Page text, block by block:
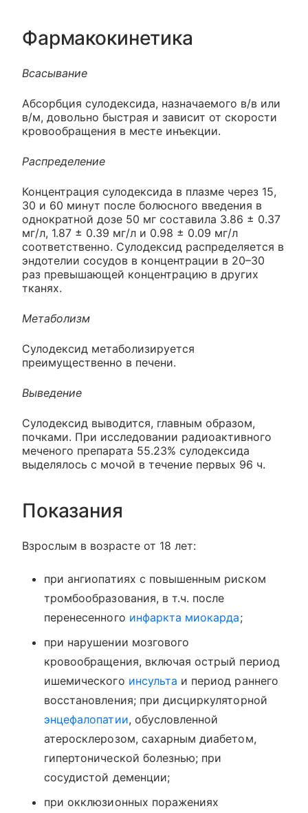
Фармакокинетика
Всасывание
Абсорбция сулодексида, назначаемого в/в или
в/м, довольно быстрая и зависит от скорости
кровообращения в месте инъекции.
Распределение
Концентрация сулодексида в плазме через 15,
30 и 60 минут после болюсного введения в
однократной дозе 50 мг составила 3.86 ± 0.37
мг/л, 1.87 ± 0.39 мг/л и 0.98 ± 0.09 мг/л
соответственно. Сулодексид распределяется в
эндотелии сосудов в концентрации в 20–30
раз превышающей концентрацию в других
тканях.
Метаболизм
Сулодексид метаболизируется
преимущественно в печени.
Выведение
Сулодексид выводится, главным образом,
почками. При исследовании радиоактивного
меченого препарата 55.23% сулодексида
выделялось с мочой в течение первых 96 ч.
Показания
Взрослым в возрасте от 18 лет:
при ангиопатиях с повышенным риском
тромбообразования, в т.ч. после
перенесенного инфаркта миокарда;
при нарушении мозгового
кровообращения, включая острый период
ишемического инсульта и период раннего
восстановления; при дисциркуляторной
энцефалопатии, обусловленной
атеросклерозом, сахарным диабетом,
гипертонической болезнью; при
сосудистой деменции;
при окклюзионных поражениях